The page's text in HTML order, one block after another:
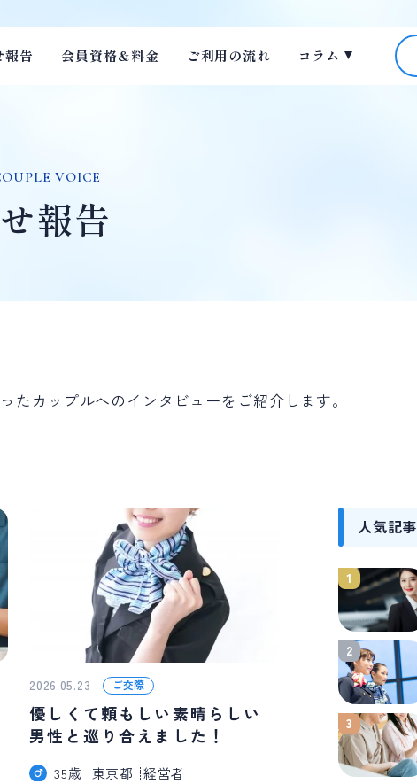
報告 会員資格＆料金 ご利用の流れ コラム
VOICE
報告
たカップルへの インタビューをご紹介します。
2026.05.23 ご交際
優しくて頼もしい素晴らしい
男性と巡り合えました！
35歳 東京都
経営者
人気記事
1
2
3